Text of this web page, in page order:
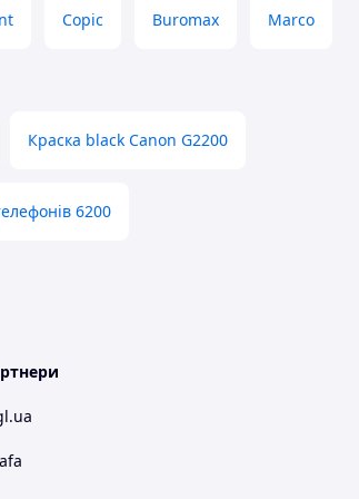
Copic Buromax Marco
Краска black Canon G2200
6200